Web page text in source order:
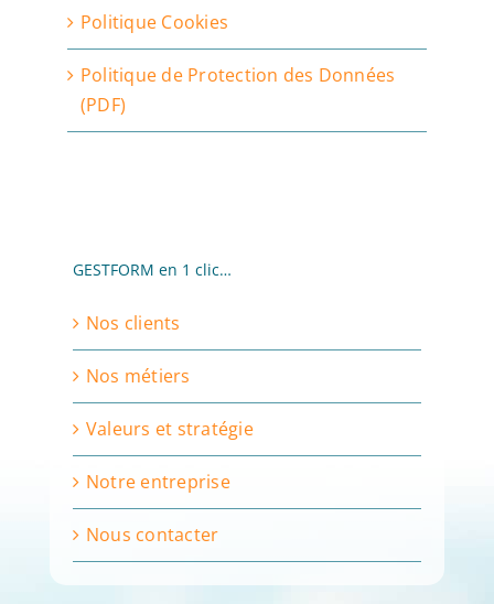
Politique Cookies
Politique de Protection des Données
(PDF)
GESTFORM en 1 clic…
Nos clients
Nos métiers
Valeurs et stratégie
Notre entreprise
Nous contacter